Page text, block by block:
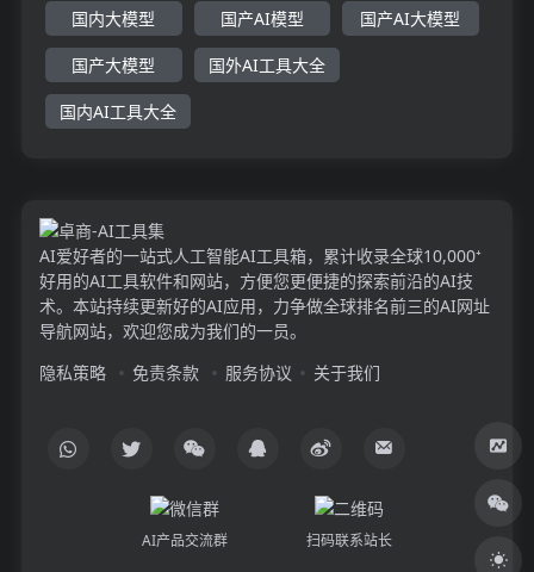
国内大模型 国产AI模型 国产AI大模型
国产大模型 国外AI工具大全
国内AI工具大全
AI爱好者的一站式人工智能AI工具箱，累计收录全球10,000⁺
好用的AI工具软件和网站，方便您更便捷的探索前沿的AI技
术。本站持续更新好的AI应用，力争做全球排名前三的AI网址
导航网站，欢迎您成为我们的一员。
隐私策略
免责条款 服务协议 关于我们
AI产品交流群 扫码联系站长